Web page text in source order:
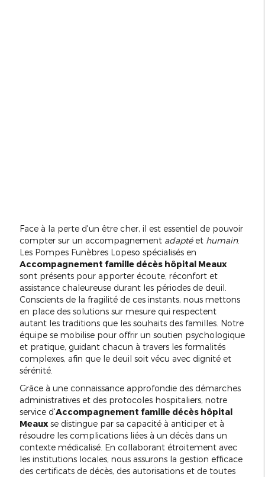
Face à la perte d'un être cher, il est essentiel de pouvoir
compter sur un accompagnement adaptéet humain.
Les Pompes Funèbres Lopeso spécialisés en
Accompagnement famille décès hôpital Meaux
sont présents pour apporter écoute, réconfort et
assistance chaleureuse durant les périodes de deuil.
Conscients de la fragilité de ces instants, nous mettons
en place des solutions sur mesure qui respectent
autant les traditions que les souhaits des familles. Notre
équipe se mobilise pour offrir un soutien psychologique
et pratique, guidant chacun à travers les formalités
complexes, afin que le deuil soit vécu avec dignité et
sérénité.
Grâce à une connaissance approfondie des démarches
administratives et des protocoles hospitaliers, notre
service d'Accompagnement famille décès hôpital
Meauxse distingue par sa capacité à anticiper et à
résoudre les complications liées à un décès dans un
contexte médicalisé. En collaborant étroitement avec
les institutions locales, nous assurons la gestion efficace
des certificats de décès, des autorisations et de toutes